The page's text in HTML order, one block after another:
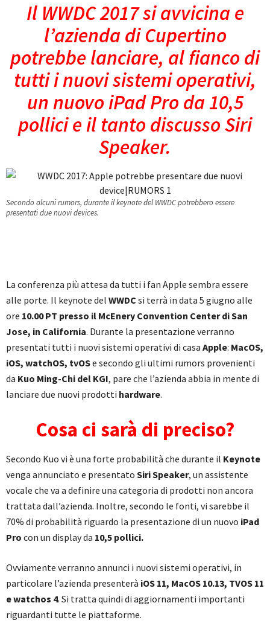
IlWWDC 2017 si avvicina e
l’azienda di Cupertino
potrebbe lanciare, al fianco di
tutti i nuovi sistemi operativi,
un nuovo iPad Pro da 10,5
pollici e il tanto discusso Siri
Speaker.
Secondo alcuni rumors, durante il keynote del WWDC potrebbero essere
presentati due nuovi devices.
La conferenza più attesa da tutti i fan Apple sembra essere
alle porte. Il keynote del WWDC si terrà in data 5 giugno alle
ore 10.00 PT presso il McEnery Convention Center di San
Jose, in California. Durante la presentazione verranno
presentati tutti i nuovi sistemi operativi di casa Apple: MacOS,
iOS, watchOS, tvOSe secondo gli ultimi rumors provenienti
da Kuo Ming-Chi del KGI, pare che l’azienda abbia in mente di
lanciare due nuovi prodotti hardware.
Cosa ci sarà di preciso?
Secondo Kuo vi è una forte probabilità che durante il Keynote
venga annunciato e presentato Siri Speaker, un assistente
vocale che va a definire una categoria di prodotti non ancora
trattata dall’azienda. Inoltre, secondo le fonti, vi sarebbe il
70% di probabilità riguardo la presentazione di un nuovo iPad
Pro con un display da 10,5 pollici.
Ovviamente verranno annunci i nuovi sistemi operativi, in
particolare l’azienda presenterà iOS 11, MacOS 10.13, TVOS 11
e watchos 4. Si tratta quindi di aggiornamenti importanti
riguardanti tutte le piattaforme.